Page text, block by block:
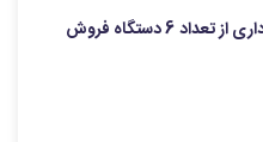
اجاره فضا جهت استقرار و بهره برداری از تعداد 6 دستگاه فروش